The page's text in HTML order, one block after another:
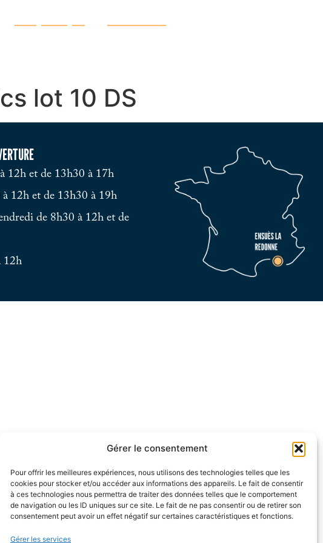
Gérer le consentement
Pour offrir les meilleures expériences, nous utilisons des technologies telles que les
cookies pour stocker et/ou accéder aux informations des appareils. Le fait de consentir
à ces technologies nous permettra de traiter des données telles que le comportement
de navigation ou les ID uniques sur ce site. Le fait de ne pas consentir ou de retirer son
consentement peut avoir un effet négatif sur certaines caractéristiques et fonctions.
Gérer les services
lot 10 DS
12h et de 13h30 à 17h
12h et de 13h30 à 19h
de 8h30 à 12h et de
12h